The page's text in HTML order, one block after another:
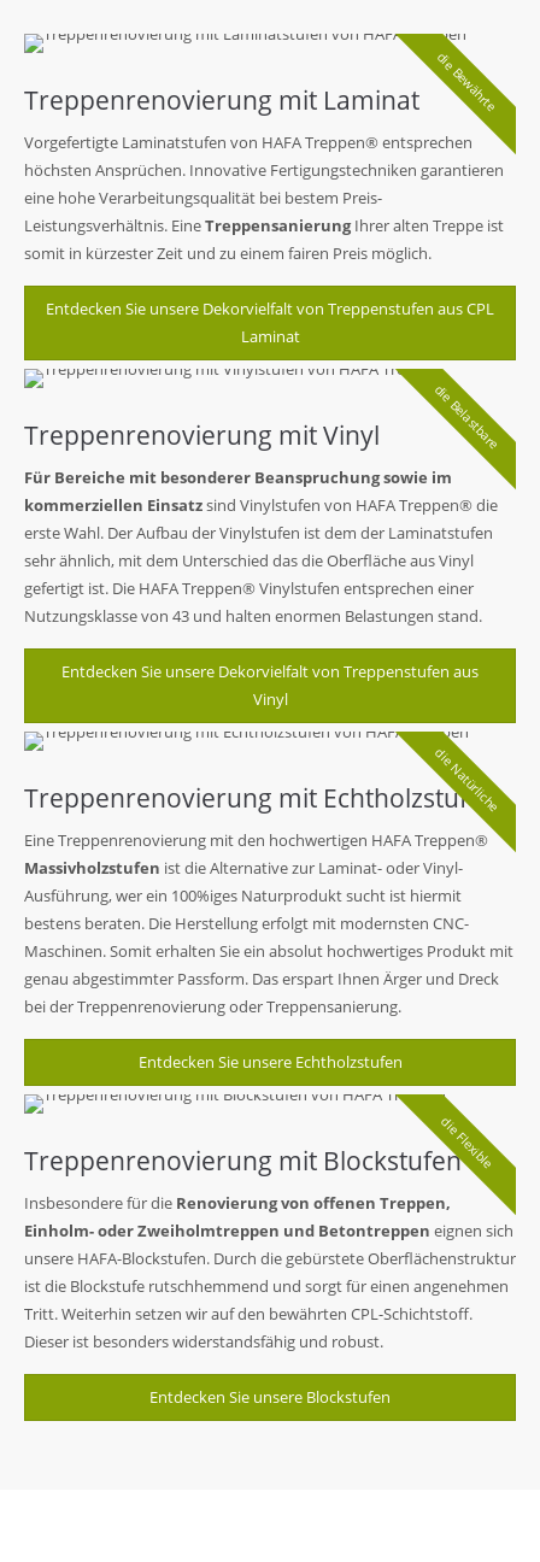
die Bewährte
Treppenrenovierung mit Laminat
Vorgefertigte Laminatstufen von HAFA Treppen® entsprechen
höchsten Ansprüchen. Innovative Fertigungstechniken garantieren
eine hohe Verarbeitungsqualität bei bestem Preis-
Leistungsverhältnis. EineTreppensanierungIhrer alten Treppe ist
somit in kürzester Zeit und zu einem fairen Preis möglich.
Entdecken Sie unsere Dekorvielfalt von Treppenstufen aus CPL
Laminat
die Belastbare
Treppenrenovierung mit Vinyl
Für Bereiche mit besonderer Beanspruchung sowie im
kommerziellen Einsatzsind Vinylstufen von HAFA Treppen® die
erste Wahl. Der Aufbau der Vinylstufen ist dem der Laminatstufen
sehr ähnlich, mit dem Unterschied das die Oberfläche aus Vinyl
gefertigt ist. Die HAFA Treppen® Vinylstufen entsprechen einer
Nutzungsklasse von 43 und halten enormen Belastungen stand.
Entdecken Sie unsere Dekorvielfalt von Treppenstufen aus
Vinyl
die Natürliche
Treppenrenovierung mit Echtholzstufen
Eine Treppenrenovierung mit den hochwertigen HAFA Treppen®
Massivholzstufen ist die Alternative zur Laminat- oder Vinyl-
Ausführung, wer ein 100%iges Naturprodukt sucht ist hiermit
bestens beraten. Die Herstellung erfolgt mit modernsten CNC-
Maschinen. Somit erhalten Sie ein absolut hochwertiges Produkt mit
genau abgestimmter Passform. Das erspart Ihnen Ärger und Dreck
bei der Treppenrenovierung oder Treppensanierung.
Entdecken Sie unsere Echtholzstufen
die Flexible
Treppenrenovierung mit Blockstufen
Insbesondere für die Renovierung von offenen Treppen,
Einholm- oder Zweiholmtreppen und Betontreppen eignen sich
unsere HAFA-Blockstufen. Durch die gebürstete Oberflächenstruktur
ist die Blockstufe rutschhemmend und sorgt für einen angenehmen
Tritt. Weiterhin setzen wir auf den bewährten CPL-Schichtstoff.
Dieser ist besonders widerstandsfähig und robust.
Entdecken Sie unsere Blockstufen